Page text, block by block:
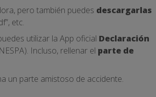
pero también puedes descargarlas
etc.
utilizar la App oficial Declaración
Incluso, rellenar el parte de
un parte amistoso de accidente.